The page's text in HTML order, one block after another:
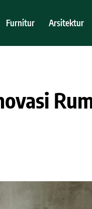
Furnitur Arsitektur